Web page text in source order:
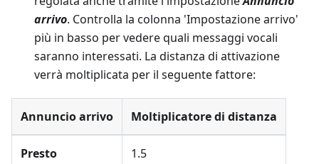
arrivo. Controlla la colonna 'Impostazione arrivo'
più in basso per vedere quali messaggi vocali
saranno interessati. La distanza di attivazione
verrà moltiplicata per il seguente fattore:
Annuncio arrivo Moltiplicatore di distanza
Presto 1.5